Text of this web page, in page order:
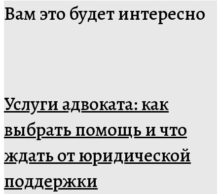
Вам это будет интересно
Услуги адвоката: как
выбрать помощь и что
ждать от юридической
поддержки